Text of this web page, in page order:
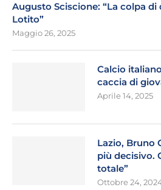
Augusto Sciscione: “La colpa
Lotito”
Maggio 26, 2025
Calcio
caccia di
Aprile 14, 2025
Lazio, Bruno
più decisivo.
totale”
Ottobre 24,